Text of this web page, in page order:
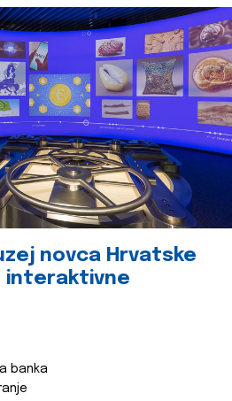
novca Hrvatske
interaktivne
banka